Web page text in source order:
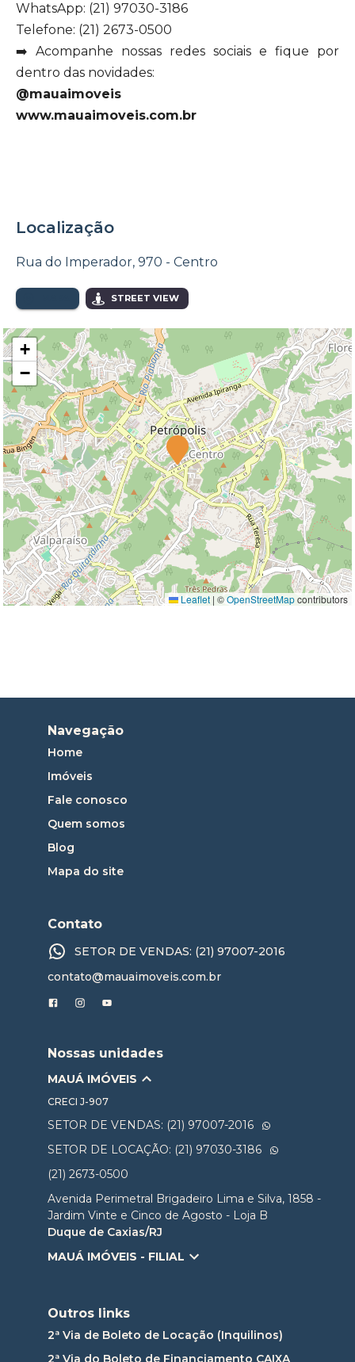
WhatsApp: (21) 97030-3186
Telefone: (21) 2673-0500
➡️ Acompanhe nossas redes sociais e fique por
dentro das novidades:
@mauaimoveis
www.mauaimoveis.com.br
Localização
Rua do Imperador, 970 - Centro
STREET VIEW
+
−
Leaflet | ©OpenStreetMapcontributors
Navegação
Home
Imóveis
Fale conosco
Quem somos
Blog
Mapa do site
Contato
SETOR DE VENDAS: (21) 97007-2016
contato@mauaimoveis.com.br
Nossas unidades
MAUÁ IMÓVEIS
CRECI J-907
SETOR DE VENDAS: (21) 97007-2016
SETOR DE LOCAÇÃO: (21) 97030-3186
(21) 2673-0500
Avenida Perimetral Brigadeiro Lima e Silva, 1858 -
Jardim Vinte e Cinco de Agosto - Loja B
Duque de Caxias/RJ
MAUÁ IMÓVEIS - FILIAL
Outros links
2ª Via de Boleto de Locação (Inquilinos)
2ª Via do Boleto de Financiamento CAIXA